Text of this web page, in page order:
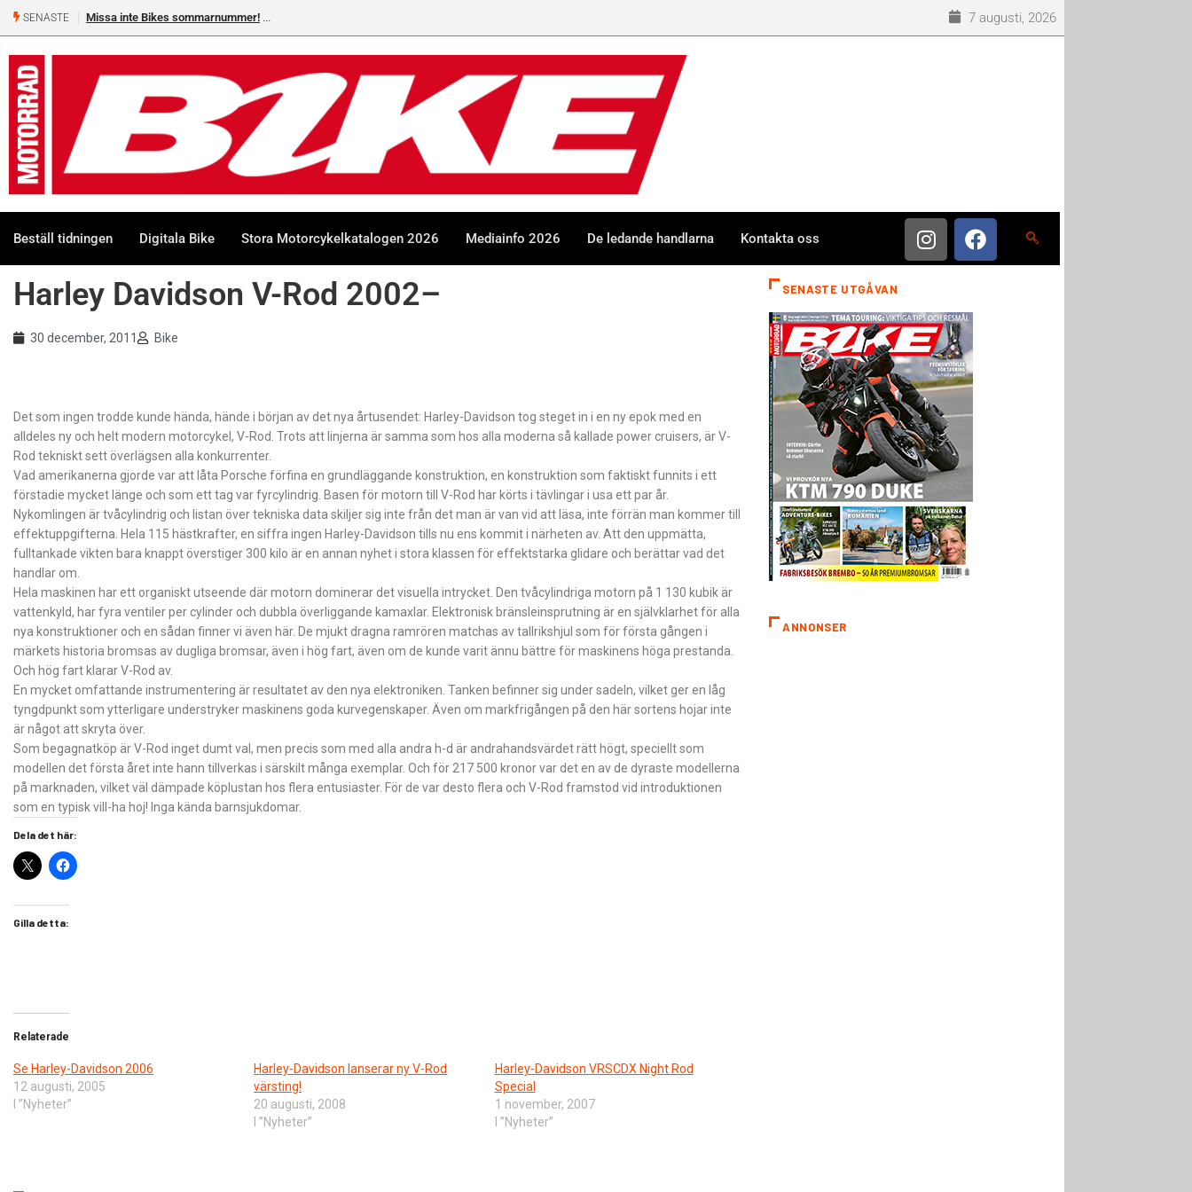
SENASTE Missa inte Bikes sommarnummer! 7 augusti, 2026
Beställ tidningen Digitala Bike Stora Motorcykelkatalogen 2026 Mediainfo 2026 De ledande handlarna Kontakta oss
Harley Davidson V-Rod 2002–
30 december, 2011 Bike
Det som ingen trodde kunde hända, hände i början av det nya årtusendet: Harley-Davidson tog steget in i en ny epok med en
alldeles ny och helt modern motorcykel, V-Rod. Trots att linjerna är samma som hos alla moderna så kallade power cruisers, är V-
Rod tekniskt sett överlägsen alla konkurrenter.
Vad amerikanerna gjorde var att låta Porsche förfina en grundläggande konstruktion, en konstruktion som faktiskt funnits i ett
förstadie mycket länge och som ett tag var fyrcylindrig. Basen för motorn till V-Rod har körts i tävlingar i usa ett par år.
Nykomlingen är tvåcylindrig och listan över tekniska data skiljer sig inte från det man är van vid att läsa, inte förrän man kommer till
effektuppgifterna. Hela 115 hästkrafter, en siffra ingen Harley-Davidson tills nu ens kommit i närheten av. Att den uppmätta,
fulltankade vikten bara knappt överstiger 300 kilo är en annan nyhet i stora klassen för effektstarka glidare och berättar vad det
handlar om.
Hela maskinen har ett organiskt utseende där motorn dominerar det visuella intrycket. Den tvåcylindriga motorn på 1 130 kubik är
vattenkyld, har fyra ventiler per cylinder och dubbla överliggande kamaxlar. Elektronisk bränsleinsprutning är en självklarhet för alla
nya konstruktioner och en sådan finner vi även här. De mjukt dragna ramrören matchas av tallrikshjul som för första gången i
märkets historia bromsas av dugliga bromsar, även i hög fart, även om de kunde varit ännu bättre för maskinens höga prestanda.
Och hög fart klarar V-Rod av.
En mycket omfattande instrumentering är resultatet av den nya elektroniken. Tanken befinner sig under sadeln, vilket ger en låg
tyngdpunkt som ytterligare understryker maskinens goda kurvegenskaper. Även om markfrigången på den här sortens hojar inte
är något att skryta över.
Som begagnatköp är V-Rod inget dumt val, men precis som med alla andra h-d är andrahandsvärdet rätt högt, speciellt som
modellen det första året inte hann tillverkas i särskilt många exemplar. Och för 217 500 kronor var det en av de dyraste modellerna
på marknaden, vilket väl dämpade köplustan hos flera entusiaster. För de var desto flera och V-Rod framstod vid introduktionen
som en typisk vill-ha hoj! Inga kända barnsjukdomar.
Dela det här:
Gilla detta:
Relaterade
Se Harley-Davidson 2006
12 augusti, 2005
I ”Nyheter”
Harley-Davidson lanserar ny V-Rod
värsting!
20 augusti, 2008
I ”Nyheter”
Harley-Davidson VRSCDX Night Rod
Special
1 november, 2007
I ”Nyheter”
SENASTE UTGÅVAN
ANNONSER